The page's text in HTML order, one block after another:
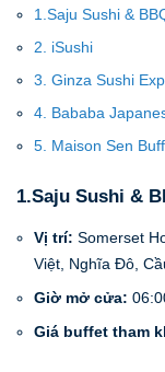
1.Saju Sushi &
2. iSushi
3. Ginza Sushi
4. Bababa
5. Maison Sen
1.Saju Sushi &
Vị trí: Somerset
Việt, Nghĩa Đô,
Giờ mở cửa:
Giá buffet tham